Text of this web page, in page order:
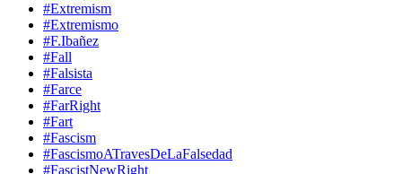
#Extremism
#Extremismo
#F.Ibañez
#Fall
#Falsista
#Farce
#FarRight
#Fart
#Fascism
#FascismoATravesDeLaFalsedad
#FascistNewRight